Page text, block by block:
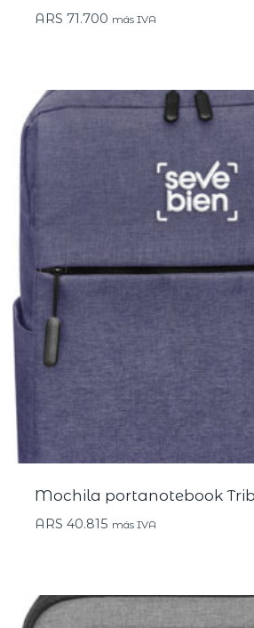
ARS 71.700 más IVA
Mochila portanotebook
ARS 40.815 más IVA